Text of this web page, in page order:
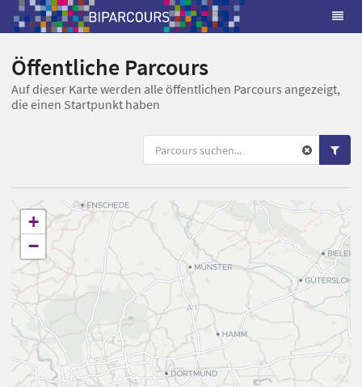
Öffentliche Parcours
Auf dieser Karte werden alle öffentlichen Parcours angezeigt,
die einen Startpunkt haben
+
−